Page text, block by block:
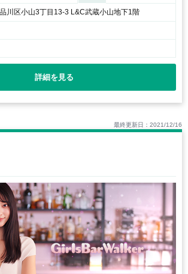
川区小山3丁目13-3 L&C武蔵小山地下1階
詳細を見る
最終更新日：2021/12/16